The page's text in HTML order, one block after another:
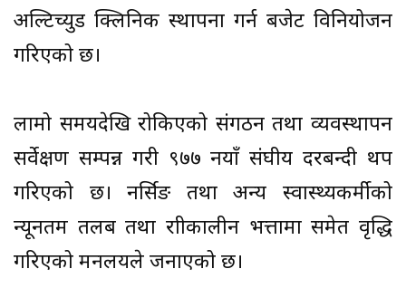
अल्टिच्युड क्लिनिक स्थापना गर्न बजेट विनियोजन
गरिएको छ।
लामो समयदेखि रोकिएको संगठन तथा व्यवस्थापन
सर्वेक्षण सम्पन्न गरी ९७७ नयाँ संघीय दरबन्दी थप
गरिएको छ। नर्सिङ तथा अन्य स्वास्थ्यकर्मीको
न्यूनतम तलब तथा रात्रीकालीन भत्तामा समेत वृद्धि
गरिएको मन्त्रालयले जनाएको छ।